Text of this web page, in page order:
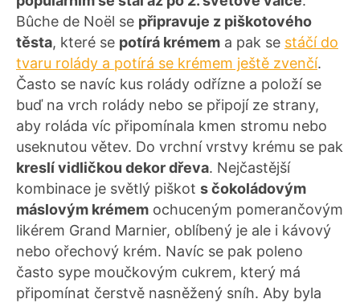
Bûche de Noël se připravuje z piškotového
těsta, které se potírá krémem a pak se stáčí do
tvaru rolády a potírá se krémem ještě zvenčí.
Často se navíc kus rolády odřízne a položí se
buď na vrch rolády nebo se připojí ze strany,
aby roláda víc připomínala kmen stromu nebo
useknutou větev. Do vrchní vrstvy krému se pak
kreslí vidličkou dekor dřeva. Nejčastější
kombinace je světlý piškot s čokoládovým
máslovým krémem ochuceným pomerančovým
likérem Grand Marnier, oblíbený je ale i kávový
nebo ořechový krém. Navíc se pak poleno
často sype moučkovým cukrem, který má
připomínat čerstvě nasněžený sníh. Aby byla